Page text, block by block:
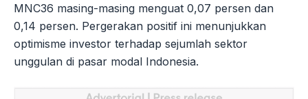
MNC36 masing-masing menguat 0,07 persen dan
0,14 persen. Pergerakan positif ini menunjukkan
optimisme investor terhadap sejumlah sektor
unggulan di pasar modal Indonesia.